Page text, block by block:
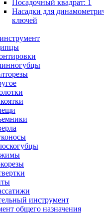
Посадочный квадрат: 1
Насадки для
ключей
инструмент
общего назначения